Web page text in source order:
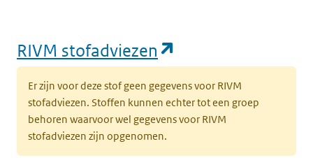
RIVM stofadviezen
Er zijn voor deze stof geen gegevens voor RIVM
stofadviezen. Stoffen kunnen echter tot een groep
behoren waarvoor wel gegevens voor RIVM
stofadviezen zijn opgenomen.